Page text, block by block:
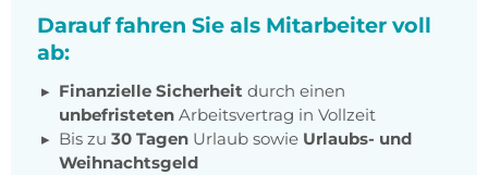
Darauf fahren Sie als Mitarbeiter voll
ab:
Finanzielle Sicherheit durch einen
unbefristeten Arbeitsvertrag in Vollzeit
Bis zu 30 Tagen Urlaub sowie Urlaubs- und
Weihnachtsgeld